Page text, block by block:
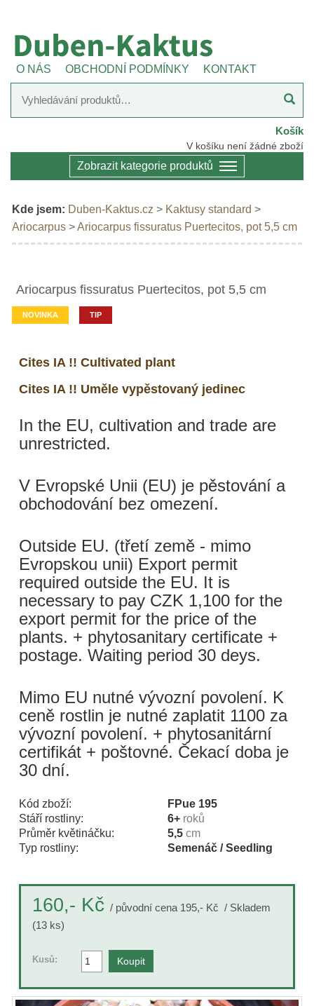
O NÁS OBCHODNÍ PODMÍNKY KONTAKT
Košík
V košíku není žádné zboží
Zobrazit kategorie produktů
Kde jsem: Duben-Kaktus.cz > Kaktusy standard >
Ariocarpus >Ariocarpus fissuratus Puertecitos, pot 5,5 cm
Ariocarpus fissuratus Puertecitos, pot 5,5 cm
NOVINKA TIP
Cites IA !! Cultivated plant
Cites IA !! Uměle vypěstovaný jedinec
In the EU, cultivation and trade are
unrestricted.
V Evropské Unii (EU) je pěstování a
obchodování bez omezení.
Outside EU. (třetí země - mimo
Evropskou unii) Export permit
required outside the EU. It is
necessary to pay CZK 1,100 for the
export permit for the price of the
plants. + phytosanitary certificate +
postage. Waiting period 30 deys.
Mimo EU nutné vývozní povolení. K
ceně rostlin je nutné zaplatit 1100 za
vývozní povolení. + phytosanitární
certifikát + poštovné. Čekací doba je
30 dní.
Kód zboží:
FPue 195
Stáří rostliny:
6+ roků
Průměr květináčku:
5,5 cm
Typ rostliny:
Semenáč / Seedling
160,- Kč / původní cena 195,- Kč / Skladem
(13 ks)
Kusů: